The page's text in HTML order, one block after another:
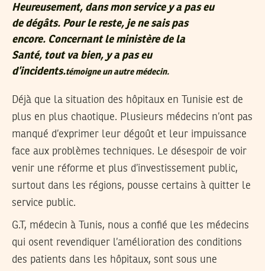
Heureusement, dans mon service y a pas eu
de dégâts. Pour le reste, je ne sais pas
encore. Concernant le ministère de la
Santé, tout va bien, y a pas eu
d’incidents.témoigne un autre médecin.
Déjà que la situation des hôpitaux en Tunisie est de
plus en plus chaotique. Plusieurs médecins n’ont pas
manqué d’exprimer leur dégoût et leur impuissance
face aux problèmes techniques. Le désespoir de voir
venir une réforme et plus d’investissement public,
surtout dans les régions, pousse certains à quitter le
service public.
G.T, médecin à Tunis, nous a confié que les médecins
qui osent revendiquer l’amélioration des conditions
des patients dans les hôpitaux, sont sous une